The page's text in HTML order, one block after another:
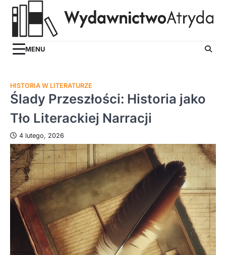
Skip
MENU
HISTORIA W LITERATURZE
Ślady Przeszłości: Historia jako
Tło Literackiej Narracji
4 lutego, 2026